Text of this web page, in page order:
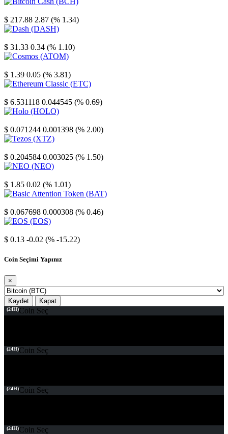
$ 217.88 2.87 (% 1.34)
$ 31.33 0.34 (% 1.10)
$ 1.39 0.05 (% 3.81)
$ 6.531118 0.044545 (% 0.69)
$ 0.071244 0.001398 (% 2.00)
$ 0.204584 0.003025 (% 1.50)
$ 1.85 0.02 (% 1.01)
$ 0.067698 0.000308 (% 0.46)
$ 0.13 -0.02 (% -15.22)
Coin Seçimi Yapınız
×
Kaydet Kapat
(24H)Coin Seç
(24H)Coin Seç
(24H)Coin Seç
(24H)Coin Seç